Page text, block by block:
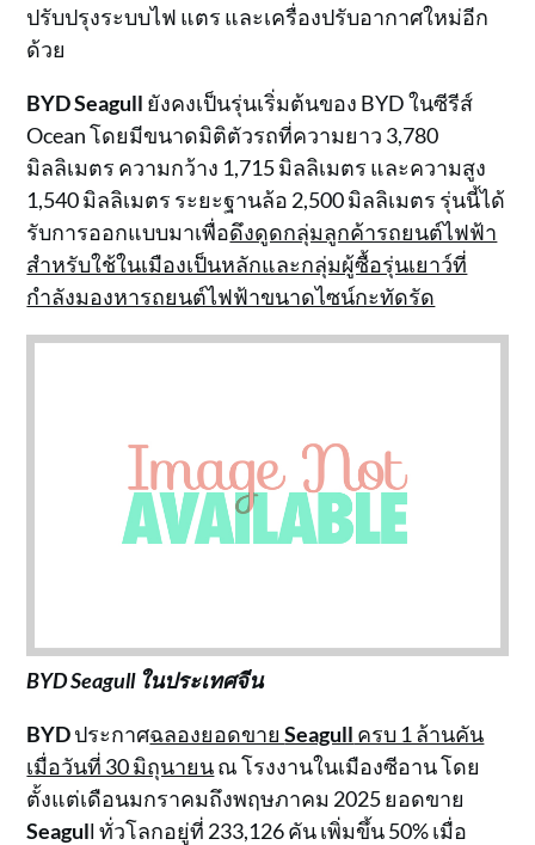
ปรับปรุงระบบไฟ แตร และเครื่องปรับอากาศใหม่อีก
ด้วย
BYD Seagull ยังคงเป็นรุ่นเริ่มต้นของ BYD ในซีรีส์
Ocean โดยมีขนาดมิติตัวรถที่ความยาว 3,780
มิลลิเมตร ความกว้าง 1,715 มิลลิเมตร และความสูง
1,540 มิลลิเมตร ระยะฐานล้อ 2,500 มิลลิเมตร รุ่นนี้ได้
รับการออกแบบมาเพื่อดึงดูดกลุ่มลูกค้ารถยนต์ไฟฟ้า
สำหรับใช้ในเมืองเป็นหลักและกลุ่มผู้ซื้อรุ่นเยาว์ที่
กำลังมองหารถยนต์ไฟฟ้าขนาดไซน์กะทัดรัด
BYD Seagull ในประเทศจีน
BYDประกาศฉลองยอดขายSeagull ครบ 1 ล้านคัน
เมื่อวันที่ 30 มิถุนายนณ โรงงานในเมืองซีอาน โดย
ตั้งแต่เดือนมกราคมถึงพฤษภาคม 2025 ยอดขาย
Seagull ทั่วโลกอยู่ที่ 233,126 คัน เพิ่มขึ้น 50% เมื่อ